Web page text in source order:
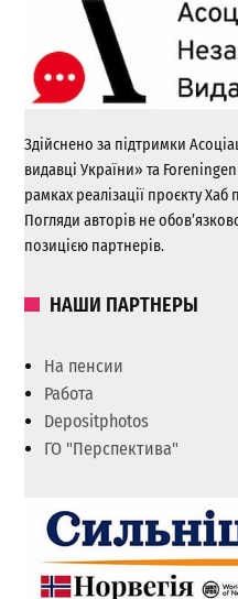
Здійснено за підтримки
видавці України» та
рамках реалізації проєкту
Погляди авторів не
позицією партнерів.
НАШИ ПАРТНЕРЫ
На пенсии
Работа
Depositphotos
ГО "Перспектива"